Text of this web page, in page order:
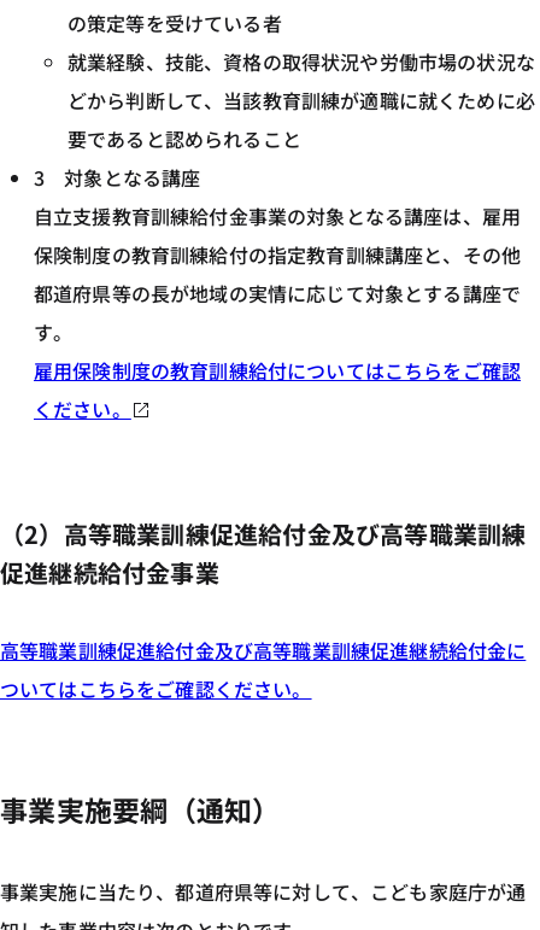
の策定等を受けている者
就業経験、技能、資格の取得状況や労働市場の状況な
どから判断して、当該教育訓練が適職に就くために必
要であると認められること
3 対象となる講座
自立支援教育訓練給付金事業の対象となる講座は、雇用
保険制度の教育訓練給付の指定教育訓練講座と、その他
都道府県等の長が地域の実情に応じて対象とする講座で
す。
雇用保険制度の教育訓練給付についてはこちらをご確認
ください。
（2）高等職業訓練促進給付金及び高等職業訓練
促進継続給付金事業
高等職業訓練促進給付金及び高等職業訓練促進継続給付金に
ついてはこちらをご確認ください。
事業実施要綱（通知）
事業実施に当たり、都道府県等に対して、こども家庭庁が通